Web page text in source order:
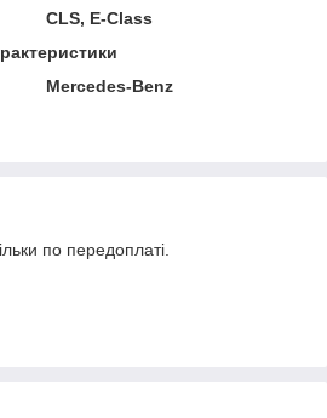
CLS, E-Class
Mercedes-Benz
по передоплаті.